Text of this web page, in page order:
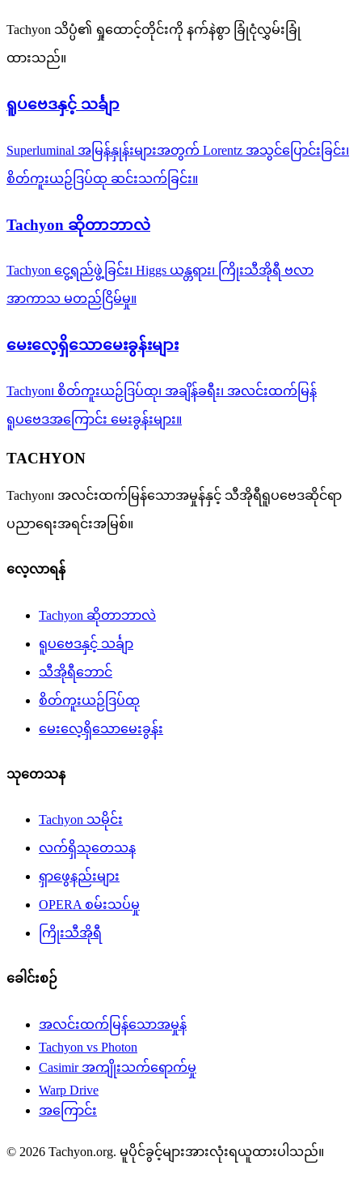
Tachyon သိပ္ပံ၏ ရှုထောင့်တိုင်းကို နက်နဲစွာ ခြုံငုံလွှမ်းခြုံ
ထားသည်။
ရူပဗေဒနှင့် သင်္ချာ
Superluminal အမြန်နှုန်းများအတွက် Lorentz အသွင်ပြောင်းခြင်း၊
စိတ်ကူးယဉ်ဒြပ်ထု ဆင်းသက်ခြင်း။
Tachyon ဆိုတာဘာလဲ
Tachyon ငွေ့ရည်ဖွဲ့ခြင်း၊ Higgs ယန္တရား၊ ကြိုးသီအိုရီ ဗလာ
အာကာသ မတည်ငြိမ်မှု။
မေးလေ့ရှိသောမေးခွန်းများ
Tachyon၊ စိတ်ကူးယဉ်ဒြပ်ထု၊ အချိန်ခရီး၊ အလင်းထက်မြန်
ရူပဗေဒအကြောင်း မေးခွန်းများ။
TACHYON
Tachyon၊ အလင်းထက်မြန်သောအမှုန်နှင့် သီအိုရီရူပဗေဒဆိုင်ရာ
ပညာရေးအရင်းအမြစ်။
လေ့လာရန်
Tachyon ဆိုတာဘာလဲ
ရူပဗေဒနှင့် သင်္ချာ
သီအိုရီဘောင်
စိတ်ကူးယဉ်ဒြပ်ထု
မေးလေ့ရှိသောမေးခွန်း
သုတေသန
Tachyon သမိုင်း
လက်ရှိသုတေသန
ရှာဖွေနည်းများ
OPERA စမ်းသပ်မှု
ကြိုးသီအိုရီ
ခေါင်းစဉ်
အလင်းထက်မြန်သောအမှုန်
Tachyon vs Photon
Casimir အကျိုးသက်ရောက်မှု
Warp Drive
အကြောင်း
© 2026 Tachyon.org. မူပိုင်ခွင့်များအားလုံးရယူထားပါသည်။